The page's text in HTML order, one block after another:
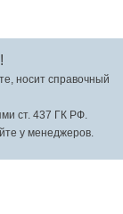
носит справочный
ст. 437 ГК РФ.
у менеджеров.